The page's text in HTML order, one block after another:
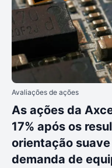
Avaliações de ações
As ações da
17% após os
orientação
demanda de